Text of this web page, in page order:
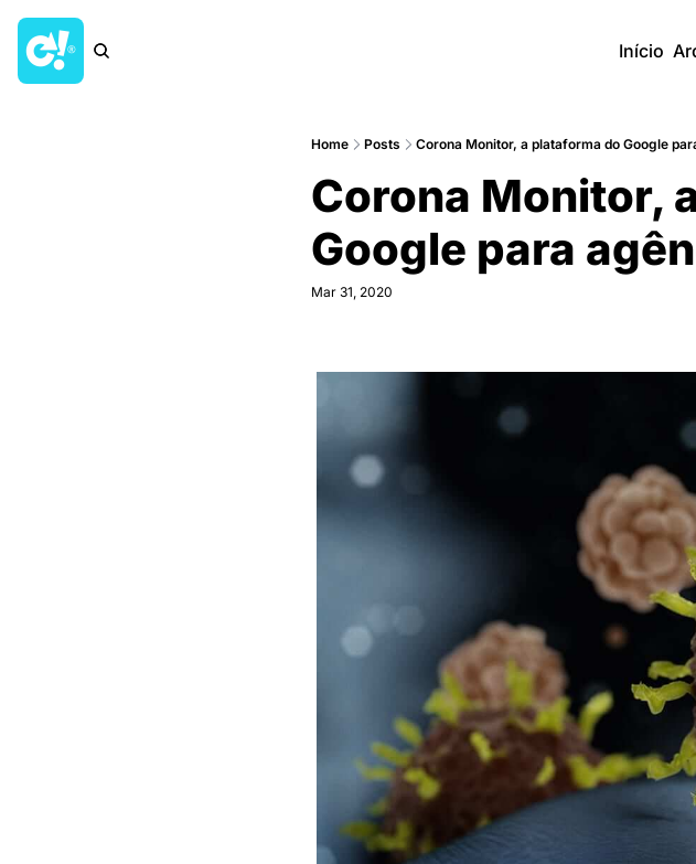
Início
Home Posts Corona Monitor, a plataforma do Google
Corona Monitor,
Google para
Mar 31, 2020